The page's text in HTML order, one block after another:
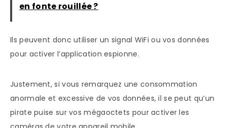
en fonte rouillée ?
Ils peuvent donc utiliser un signal WiFi ou vos données
pour activer l’application espionne.
Justement, si vous remarquez une consommation
anormale et excessive de vos données, il se peut qu’un
pirate puise sur vos mégaoctets pour activer les